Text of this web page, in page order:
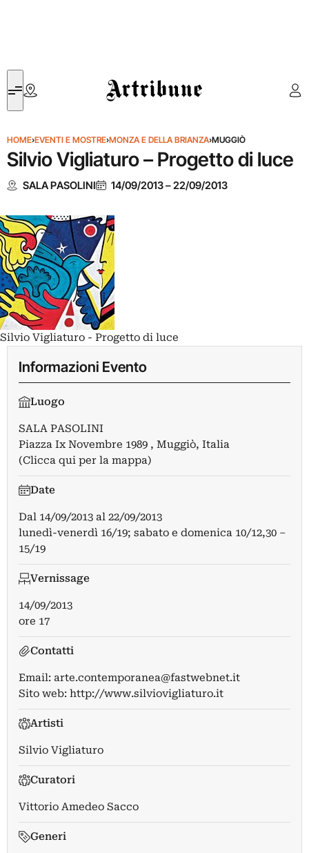
Artribune
HOME›EVENTI E MOSTRE›MONZA E DELLA BRIANZA›MUGGIÒ
Silvio Vigliaturo – Progetto di luce
SALA PASOLINI 14/09/2013–22/09/2013
Silvio Vigliaturo - Progetto di luce
Informazioni Evento
Luogo
SALA PASOLINI
Piazza Ix Novembre 1989 , Muggiò, Italia
(Clicca qui per la mappa)
Date
Dal 14/09/2013 al 22/09/2013
lunedì-venerdì 16/19; sabato e domenica 10/12,30 –
15/19
Vernissage
14/09/2013
ore 17
Contatti
Email: arte.contemporanea@fastwebnet.it
Sito web: http://www.silviovigliaturo.it
Artisti
Silvio Vigliaturo
Curatori
Vittorio Amedeo Sacco
Generi